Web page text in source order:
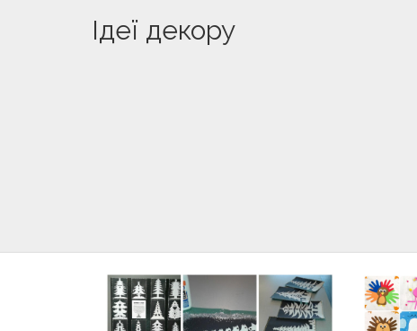
Ідеї декору